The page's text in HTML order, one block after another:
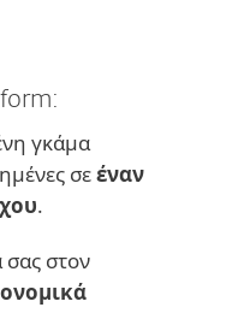
γκάμα
σεέναν
.
σας στον